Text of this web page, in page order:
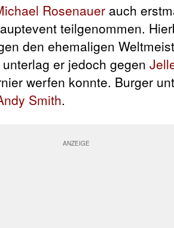
Rosenauer auch
teilgenommen.
den ehemaligen
er jedoch gegen
werfen konnte. Burger
Smith.